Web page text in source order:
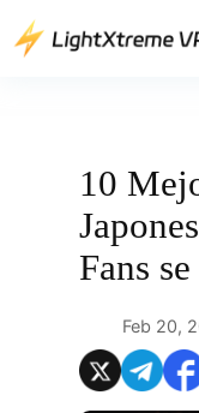
Saltar
10
Fans
Feb 20,